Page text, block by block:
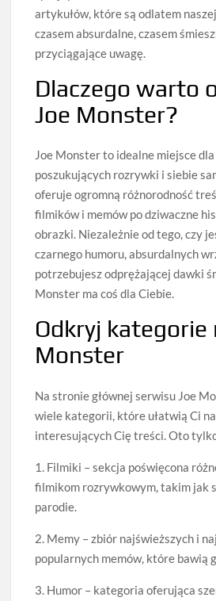
artykułów, które są odlatem
czasem absurdalne, czasem
przyciągające uwagę.
Dlaczego warto
Joe Monster?
Joe Monster to idealne miejsce dla
poszukujących rozrywki i siebie
oferuje ogromną różnorodność
filmików i memów po dziwaczne
obrazki. Niezależnie od tego, czy
czarnego humoru, absurdalnych
potrzebujesz odprężającej dawki
Monster ma coś dla Ciebie.
Odkryj kategorie
Monster
Na stronie głównej serwisu Joe
wiele kategorii, które ułatwią Ci
interesujących Cię treści. Oto
1. Filmiki – sekcja poświęcona
filmikom rozrywkowym, takim jak
parodie.
2. Memy – zbiór najświeższych i
popularnych memów, które bawią
3. Humor – kategoria oferująca